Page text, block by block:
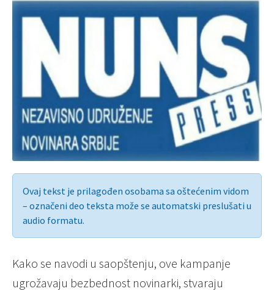
Ovaj tekst je prilagođen osobama sa oštećenim vidom
– označeni deo teksta može se automatski preslušati u
audio formatu.
Kako se navodi u saopštenju, ove kampanje
ugrožavaju bezbednost novinarki, stvaraju